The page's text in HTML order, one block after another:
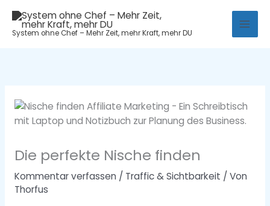
Inhalt
springen
System ohne Chef – Mehr Zeit, mehr Kraft, mehr DU
Die perfekte Nische finden
Kommentar verfassen / Traffic & Sichtbarkeit / Von
Thorfus